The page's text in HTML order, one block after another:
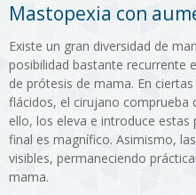
Mastopexia con
Existe un gran diversidad de
posibilidad bastante recurrente
de prótesis de mama. En
flácidos, el cirujano comprueba
ello, los eleva e introduce
final es magnífico. Asimismo,
visibles, permaneciendo
mama.